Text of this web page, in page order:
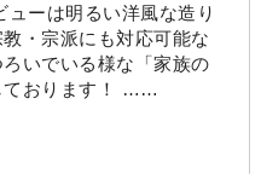
ーは明るい洋風な造り
・宗派にも対応可能な
いでいる様な「家族の
ております！ ……